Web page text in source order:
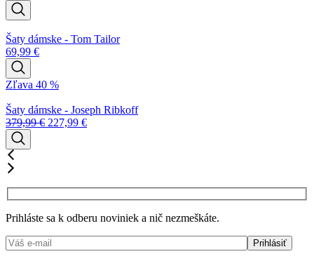
Šaty dámske - Tom Tailor
69,99 €
Zľava 40 %
Šaty dámske - Joseph Ribkoff
379,99€ 227,99 €
Prihláste sa k odberu noviniek a nič nezmeškáte.